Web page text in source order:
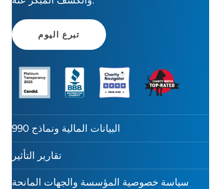
تبرع اليوم
البيانات المالية ونماذج 990
تقارير التأثير
سياسة خصوصية المؤسسة والجهات المانحة